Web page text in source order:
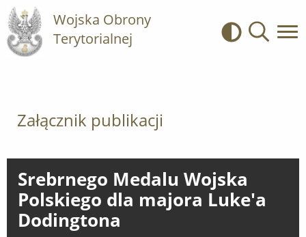
Wojska Obrony
Terytorialnej
Kontrast
Załącznik publikacji
Srebrnego Medalu Wojska
Polskiego dla majora Luke'a
Dodingtona